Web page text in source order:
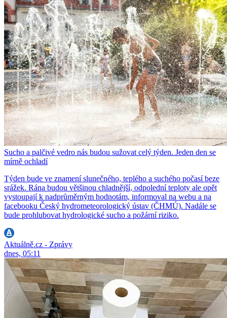
Sucho a palčivé vedro nás budou sužovat celý týden. Jeden den se
mírně ochladí
Týden bude ve znamení slunečného, teplého a suchého počasí beze
srážek. Rána budou většinou chladnější, odpolední teploty ale opět
vystoupají k nadprůměrným hodnotám, informoval na webu a na
facebooku Český hydrometeorologický ústav (ČHMÚ). Nadále se
bude prohlubovat hydrologické sucho a požární riziko.
Aktuálně.cz - Zprávy
dnes, 05:11